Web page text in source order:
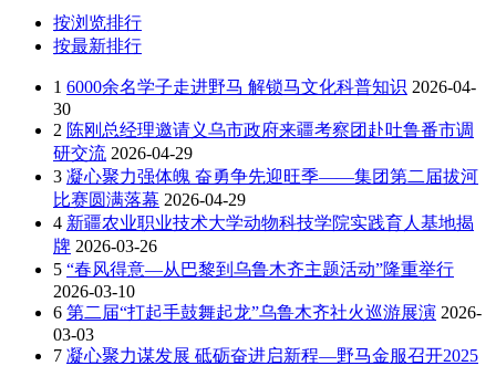
按浏览排行
按最新排行
1 6000余名学子走进野马 解锁马文化科普知识 2026-04-
30
2 陈刚总经理邀请义乌市政府来疆考察团赴吐鲁番市调
研交流 2026-04-29
3 凝心聚力强体魄 奋勇争先迎旺季——集团第二届拔河
比赛圆满落幕 2026-04-29
4 新疆农业职业技术大学动物科技学院实践育人基地揭
牌 2026-03-26
5 “春风得意—从巴黎到乌鲁木齐主题活动”隆重举行
2026-03-10
6 第二届“打起手鼓舞起龙”乌鲁木齐社火巡游展演 2026-
03-03
7 凝心聚力谋发展 砥砺奋进启新程—野马金服召开2025